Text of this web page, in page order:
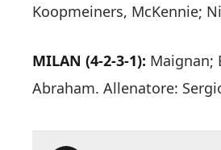
Koopmeiners, McKennie;
MILAN (4-2-3-1): Maignan;
Abraham. Allenatore: